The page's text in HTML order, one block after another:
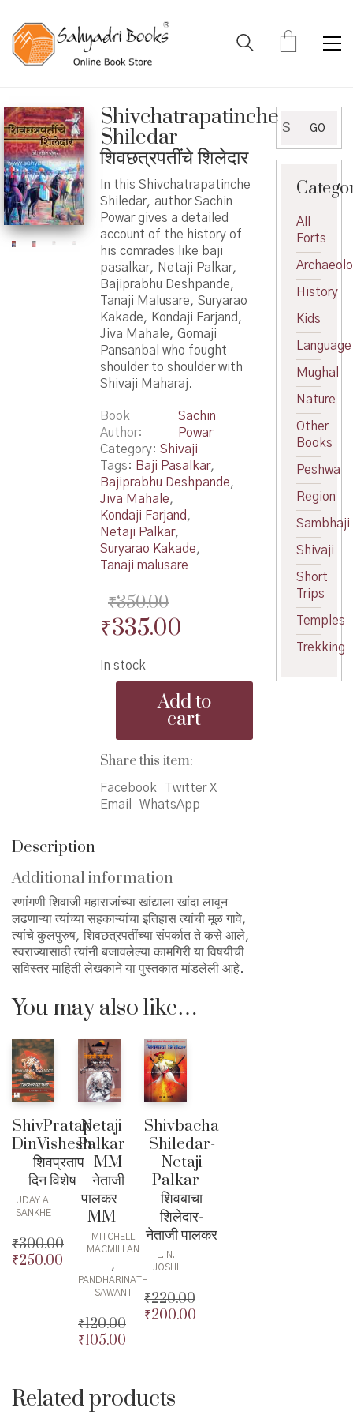
Shivchatrapatinche
Shiledar –
शिवछत्रपतींचे शिलेदार
In this Shivchatrapatinche
Shiledar, author Sachin
Powar gives a detailed
account of the history of
his comrades like baji
pasalkar, Netaji Palkar,
Bajiprabhu Deshpande,
Tanaji Malusare, Suryarao
Kakade, Kondaji Farjand,
Jiva Mahale, Gomaji
Pansanbal who fought
shoulder to shoulder with
Shivaji Maharaj.
Book
Author
Sachin
Powar
Category: Shivaji
Tags: Baji Pasalkar,
Bajiprabhu Deshpande,
Jiva Mahale,
Kondaji Farjand ,
Netaji Palkar,
Suryarao Kakade,
Tanaji malusare
₹350.00
Original
was:
₹350.00.
₹335.00Current
is:
₹335.00.
In stock
शिवछत्रपतींचे
शिलेदार
Add to
cart
Share this item:
Facebook
Twitter X
Email
WhatsApp
Description
Additional information
रणांगणी शिवाजी महाराजांच्या खांद्याला खांदा लावून
लढणाऱ्या त्यांच्या सहकाऱ्यांचा इतिहास त्यांची मूळ गावे,
त्यांचे कुलपुरुष, शिवछत्रपतींच्या संपर्कात ते कसे आले,
स्वराज्यासाठी त्यांनी बजावलेल्या कामगिरी या विषयीची
सविस्तर माहिती लेखकाने या पुस्तकात मांडलेली आहे.
You may also like…
ShivPratap
DinVishesh
– शिवप्रताप
दिन विशेष
UDAY A.
SANKHE
₹300.00
Original
₹250.00
Netaji
Palkar
– MM
– नेताजी
पालकर-
MM
MITCHELL
MACMILLAN
,
PANDHARINATH
SAWANT
₹120.00
Original
₹120.00.
₹105.00
₹105.00.
Shivbacha
Shiledar-
Netaji
Palkar –
शिवबाचा
शिलेदार-
नेताजी पालकर
L. N.
JOSHI
₹220.00
Original
₹200.00
Related products
for:
GO
All
Forts
History
Kids
Language
Mughal
Nature
Other
Books
Peshwa
Region
Sambhaji
Shivaji
Short
Trips
Temples
Trekking